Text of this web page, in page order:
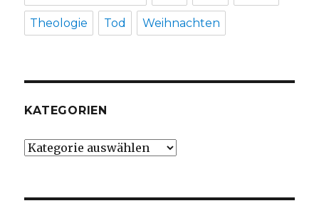
Theologie Tod Weihnachten
KATEGORIEN
Kategorien